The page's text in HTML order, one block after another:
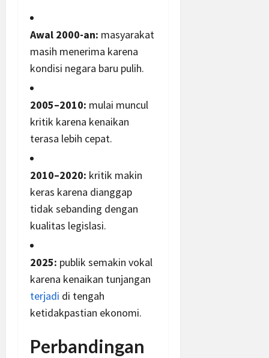
Awal 2000-an: masyarakat
masih menerima karena
kondisi negara baru pulih.
2005–2010: mulai muncul
kritik karena kenaikan
terasa lebih cepat.
2010–2020: kritik makin
keras karena dianggap
tidak sebanding dengan
kualitas legislasi.
2025: publik semakin vokal
karena kenaikan tunjangan
terjadi di tengah
ketidakpastian ekonomi.
Perbandingan